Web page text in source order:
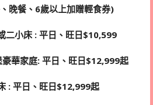
晚餐、6歲以上加贈輕食券)
二小床 : 平日、旺日$10,599
華家庭: 平日、旺日$12,999起
: 平日、旺日$12,999起